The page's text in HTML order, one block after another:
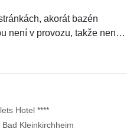
akorát bazén
není v provozu, takže není
Hotel ****
Kleinkirchheim